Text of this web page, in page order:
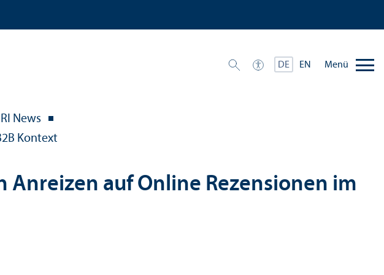
DE EN Menü
RI News
Kontext
Anreizen auf Online Rezensionen im